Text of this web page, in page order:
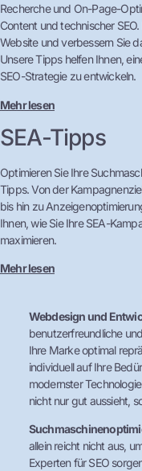
Recherche und On-Page-
Content und technischer
Website und verbessern Sie
Unsere Tipps helfen Ihnen,
SEO-Strategie zu entwickeln.
Mehr lesen
SEA-Tipps
Optimieren Sie Ihre
Tipps. Von der
bis hin zu
Ihnen, wie Sie Ihre SEA-
maximieren.
Mehr lesen
Webdesign und
benutzerfreundliche
Ihre Marke optimal
individuell auf Ihre
modernster
nicht nur gut aussieht,
allein reicht nicht aus,
Experten für SEO